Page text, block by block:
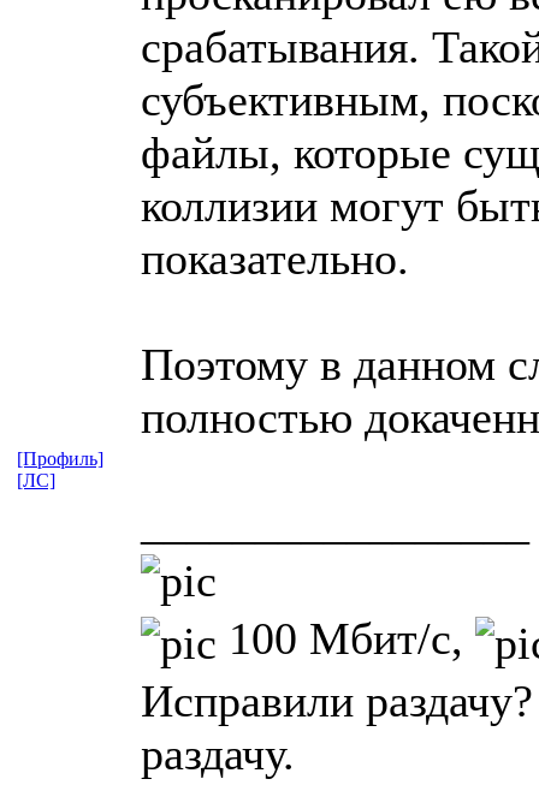
срабатывания.
субъективным,
файлы, которые
коллизии могут
показательно.
Поэтому в данном
полностью
100 Мбит/с,
Исправили
раздачу.
[Профиль]
[ЛС]